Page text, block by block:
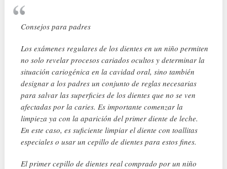
Consejos para padres
Los exámenes regulares de los dientes en un niño permiten
no solo revelar procesos cariados ocultos y determinar la
situación cariogénica en la cavidad oral, sino también
designar a los padres un conjunto de reglas necesarias
para salvar las superficies de los dientes que no se ven
afectadas por la caries. Es importante comenzar la
limpieza ya con la aparición del primer diente de leche.
En este caso, es suficiente limpiar el diente con toallitas
especiales o usar un cepillo de dientes para estos fines.
El primer cepillo de dientes real comprado por un niño